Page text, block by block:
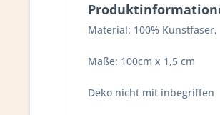
Material: 100% Kunstfaser,
Maße: 100cm x 1,5 cm
Deko nicht mit inbegriffen